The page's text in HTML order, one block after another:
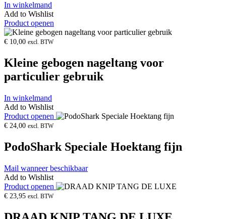
In winkelmand
Add to Wishlist
Product openen
€ 10,00 excl. BTW
Kleine gebogen nageltang voor
particulier gebruik
In winkelmand
Add to Wishlist
Product openen
€ 24,00 excl. BTW
PodoShark Speciale Hoektang fijn
Mail wanneer beschikbaar
Add to Wishlist
Product openen
€ 23,95 excl. BTW